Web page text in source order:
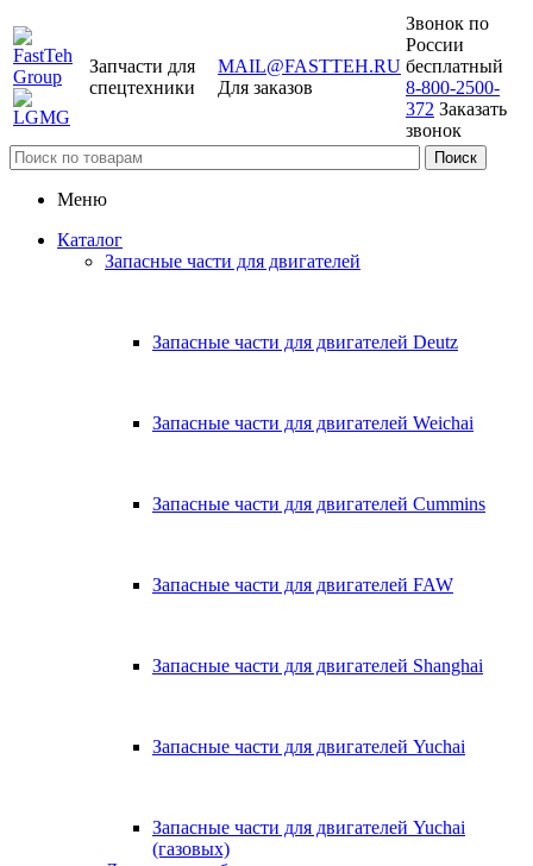
Запчасти для
спецтехники
MAIL@FASTTEH.RU
Для заказов
Звонок по
России
бесплатный
8-800-2500-
372 Заказать
звонок
Меню
Каталог
Запасные части для двигателей
Запасные части для двигателей Deutz
Запасные части для двигателей Weichai
Запасные части для двигателей Cummins
Запасные части для двигателей FAW
Запасные части для двигателей Shanghai
Запасные части для двигателей Yuchai
Запасные части для двигателей Yuchai
(газовых)